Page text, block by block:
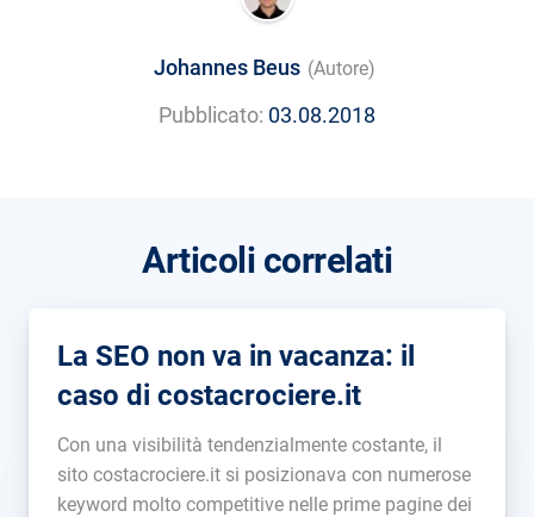
Johannes Beus (Autore)
Pubblicato: 03.08.2018
Articoli correlati
La SEO non va in vacanza: il
caso di costacrociere.it
Con una visibilità tendenzialmente costante, il
sito costacrociere.it si posizionava con numerose
keyword molto competitive nelle prime pagine dei